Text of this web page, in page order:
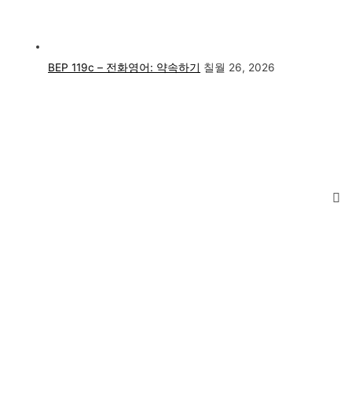
BEP 119c – 전화영어: 약속하기 칠월 26, 2026